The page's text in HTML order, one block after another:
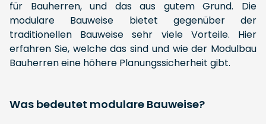
für Bauherren, und das aus gutem Grund. Die
modulare Bauweise bietet gegenüber der
traditionellen Bauweise sehr viele Vorteile. Hier
erfahren Sie, welche das sind und wie der Modulbau
Bauherren eine höhere Planungssicherheit gibt.
Was bedeutet modulare Bauweise?